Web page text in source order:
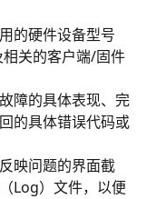
的硬件设备型号
相关的客户端/固件
障的具体表现、完
的具体错误代码或
映问题的界面截
Log）文件，以便